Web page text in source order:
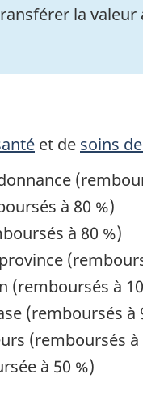
la
et de soins
à 80 %)
à 80 %)
à
(remboursés à
(remboursés à
à 50 %)